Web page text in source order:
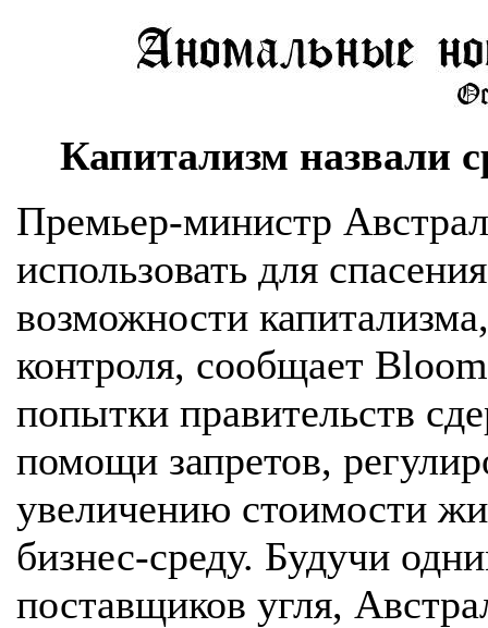
Капитализм назвали
Премьер-министр
использовать для
возможности
контроля, сообщает
попытки правительств
помощи запретов,
увеличению стоимости
бизнес-среду. Будучи
поставщиков угля,